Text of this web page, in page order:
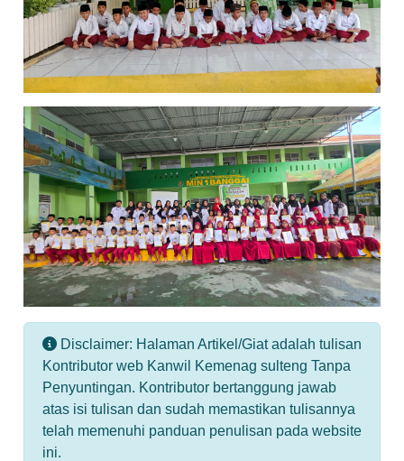
Disclaimer: Halaman Artikel/Giat adalah tulisan
Kontributor web Kanwil Kemenag sulteng Tanpa
Penyuntingan. Kontributor bertanggung jawab
atas isi tulisan dan sudah memastikan tulisannya
telah memenuhi panduan penulisan pada website
ini.